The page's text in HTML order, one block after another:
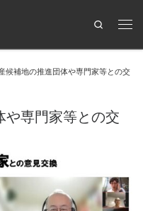
Search
候補地の推進団体や専門家等との交
や専門家等との交